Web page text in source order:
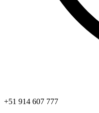
+51 914 607 777